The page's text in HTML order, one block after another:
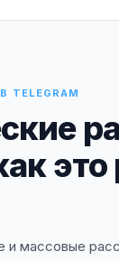
это
массовые